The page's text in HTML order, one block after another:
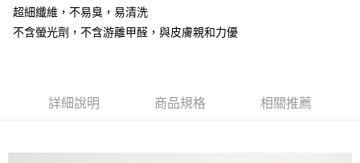
運送方式
全家取貨付款
每筆NT$60，滿NT$999(含以上)免運費
超細纖維，不易臭，易清洗
不含螢光劑，不含游離甲醛，與皮膚親和力優
詳細說明 商品規格 相關推薦